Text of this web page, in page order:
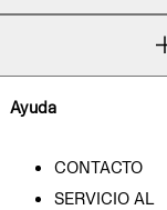
Ayuda
CONTACTO
SERVICIO AL